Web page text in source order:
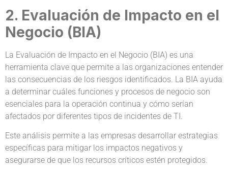
2. Evaluación de Impacto en el
Negocio (BIA)
La Evaluación de Impacto en el Negocio (BIA) es una
herramienta clave que permite a las organizaciones entender
las consecuencias de los riesgos identificados. La BIA ayuda
a determinar cuáles funciones y procesos de negocio son
esenciales para la operación continua y cómo serían
afectados por diferentes tipos de incidentes de TI.
Este análisis permite a las empresas desarrollar estrategias
específicas para mitigar los impactos negativos y
asegurarse de que los recursos críticos estén protegidos.